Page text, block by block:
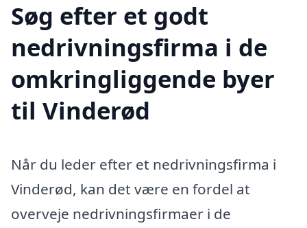
Søg efter et godt
nedrivningsfirma i de
omkringliggende byer
til Vinderød
Når du leder efter et nedrivningsfirma i
Vinderød, kan det være en fordel at
overveje nedrivningsfirmaer i de